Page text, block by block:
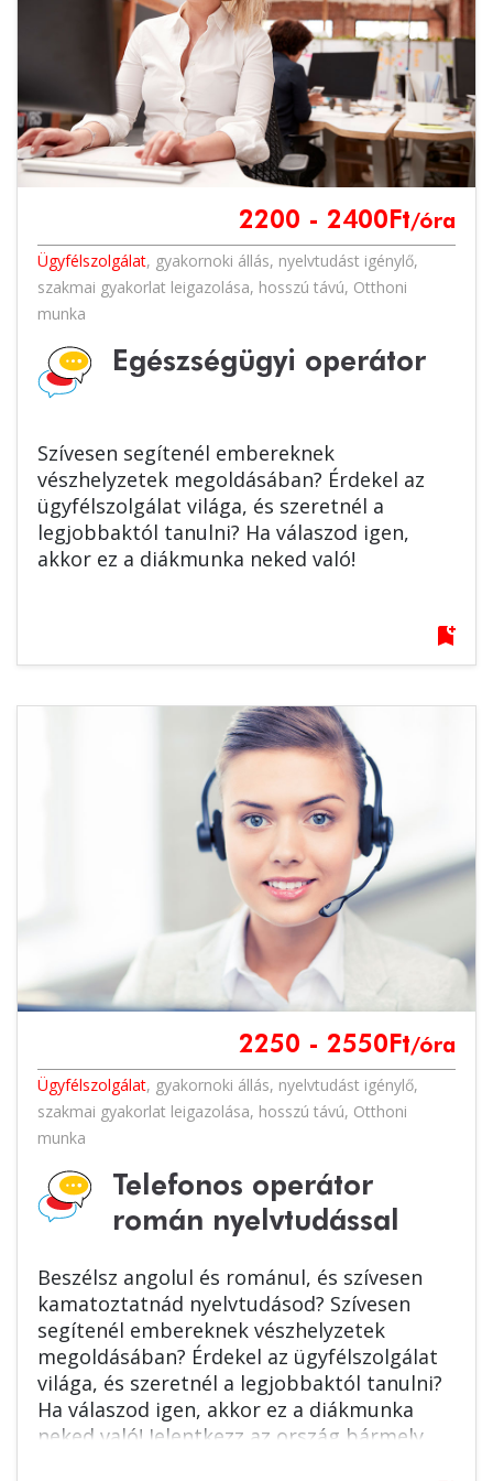
2200 - 2400 Ft/óra
Ügyfélszolgálat, gyakornoki állás, nyelvtudást igénylő,
szakmai gyakorlat leigazolása, hosszú távú, Otthoni
munka
Egészségügyi operátor
Szívesen segítenél embereknek
vészhelyzetek megoldásában? Érdekel az
ügyfélszolgálat világa, és szeretnél a
legjobbaktól tanulni? Ha válaszod igen,
akkor ez a diákmunka neked való!
bookmark_add
2250 - 2550 Ft/óra
Ügyfélszolgálat, gyakornoki állás, nyelvtudást igénylő,
szakmai gyakorlat leigazolása, hosszú távú, Otthoni
munka
Telefonos operátor
román nyelvtudással
Beszélsz angolul és románul, és szívesen
kamatoztatnád nyelvtudásod? Szívesen
segítenél embereknek vészhelyzetek
megoldásában? Érdekel az ügyfélszolgálat
világa, és szeretnél a legjobbaktól tanulni?
Ha válaszod igen, akkor ez a diákmunka
neked való! Jelentkezz az ország bármely